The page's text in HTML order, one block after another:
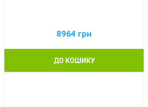
8964 грн
ДО КОШИКУ